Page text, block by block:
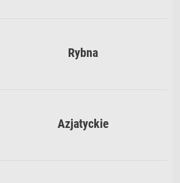
Rybna
Azjatyckie